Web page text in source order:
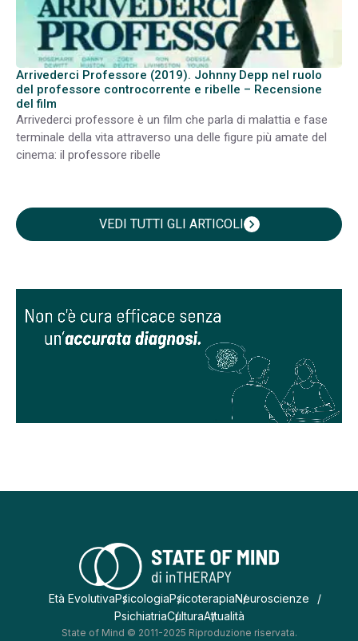
Arrivederci Professore (2019). Johnny Depp nel ruolo
del professore controcorrente e ribelle – Recensione
del film
Arrivederci professore è un film che parla di malattia e fase
terminale della vita attraverso una delle figure più amate del
cinema: il professore ribelle
VEDI TUTTI GLI ARTICOLIchevron_right
Età EvolutivaPsicologiaPsicoterapiaNeuroscienze
PsichiatriaCulturaAttualità
State of Mind © 2011-2025 Riproduzione riservata.